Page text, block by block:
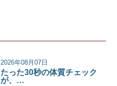
2026年08月07日
たった30秒の体質チェック
が、…